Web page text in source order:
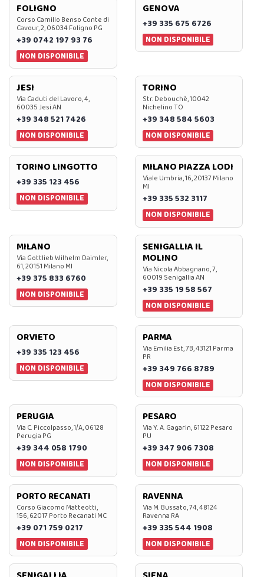
FOLIGNO
Corso Camillo Benso Conte di
Cavour, 2, 06034 Foligno PG
+39 0742 197 93 76
NON DISPONIBILE
GENOVA
+39 335 675 6726
NON DISPONIBILE
JESI
Via Caduti del Lavoro, 4,
60035 Jesi AN
+39 348 521 7426
NON DISPONIBILE
TORINO
Str. Debouchè, 10042
Nichelino TO
+39 348 584 5603
NON DISPONIBILE
TORINO LINGOTTO
+39 335 123 456
NON DISPONIBILE
MILANO PIAZZA LODI
Viale Umbria, 16, 20137 Milano
MI
+39 335 532 3117
NON DISPONIBILE
MILANO
Via Gottlieb Wilhelm Daimler,
61, 20151 Milano MI
+39 375 833 6760
NON DISPONIBILE
SENIGALLIA IL
MOLINO
Via Nicola Abbagnano, 7,
60019 Senigallia AN
+39 335 19 58 567
NON DISPONIBILE
ORVIETO
+39 335 123 456
NON DISPONIBILE
PARMA
Via Emilia Est, 7B, 43121 Parma
PR
+39 349 766 8789
NON DISPONIBILE
PERUGIA
Via C. Piccolpasso, 1/A, 06128
Perugia PG
+39 344 058 1790
NON DISPONIBILE
PESARO
Via Y. A. Gagarin, 61122 Pesaro
PU
+39 347 906 7308
NON DISPONIBILE
PORTO RECANATI
Corso Giacomo Matteotti,
156, 62017 Porto Recanati MC
+39 071 759 0217
NON DISPONIBILE
RAVENNA
Via M. Bussato, 74, 48124
Ravenna RA
+39 335 544 1908
NON DISPONIBILE